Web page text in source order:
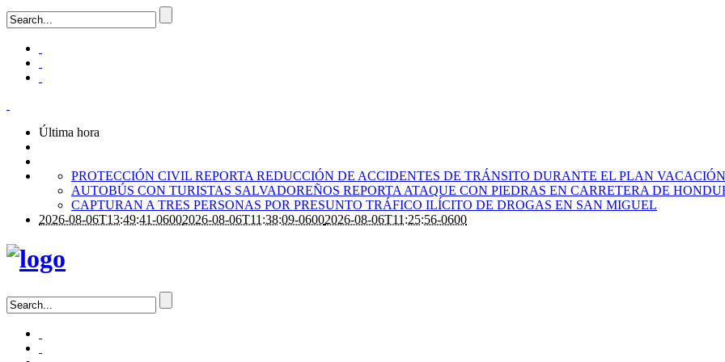
Última hora
PROTECCIÓN CIVIL REPORTA REDUCCIÓN DE ACCIDENTES DE TRÁNSITO DURANTE EL PLAN
AUTOBÚS CON TURISTAS SALVADOREÑOS REPORTA ATAQUE CON PIEDRAS EN CARRETERA DE
CAPTURAN A TRES PERSONAS POR PRESUNTO TRÁFICO ILÍCITO DE DROGAS EN SAN MIGUEL
2026-08-06T13:49:41-06002026-08-06T11:38:09-06002026-08-06T11:25:56-0600